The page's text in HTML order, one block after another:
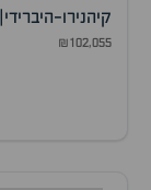
קיהנירו-היברידי
₪102,055